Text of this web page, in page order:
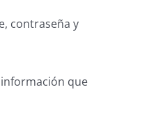
contraseña y
que